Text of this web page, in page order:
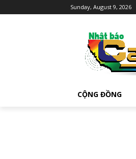
Sunday, August 9, 2026
CỘNG ĐỒNG